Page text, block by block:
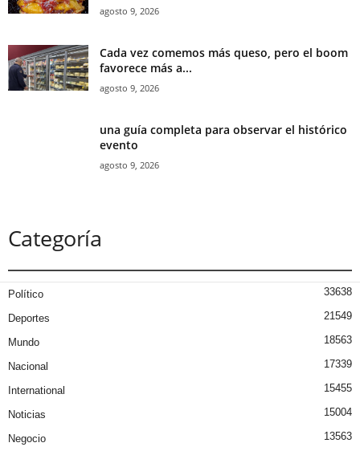
agosto 9, 2026
Cada vez comemos más queso, pero el boom
favorece más a...
agosto 9, 2026
una guía completa para observar el histórico
evento
agosto 9, 2026
Categoría
Político 33638
Deportes 21549
Mundo 18563
Nacional 17339
International 15455
Noticias 15004
Negocio 13563